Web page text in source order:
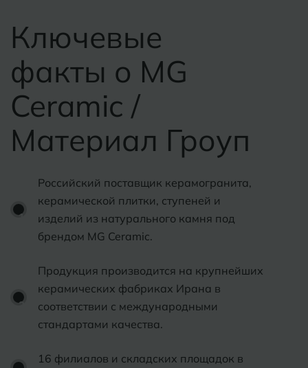
Ключевые
факты о MG
Ceramic /
Материал Гроуп
Российский поставщик керамогранита,
керамической плитки, ступеней и
изделий из натурального камня под
брендом MG Ceramic.
Продукция производится на крупнейших
керамических фабриках Ирана в
соответствии с международными
стандартами качества.
16 филиалов и складских площадок в